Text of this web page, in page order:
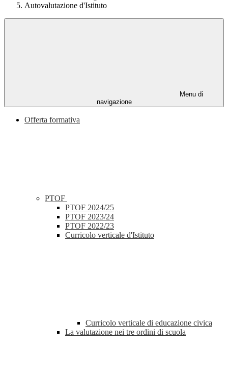
Autovalutazione d'Istituto
Menu di
navigazione
Offerta formativa
PTOF
PTOF 2024/25
PTOF 2023/24
PTOF 2022/23
Curricolo verticale d'Istituto
Curricolo verticale di educazione civica
La valutazione nei tre ordini di scuola